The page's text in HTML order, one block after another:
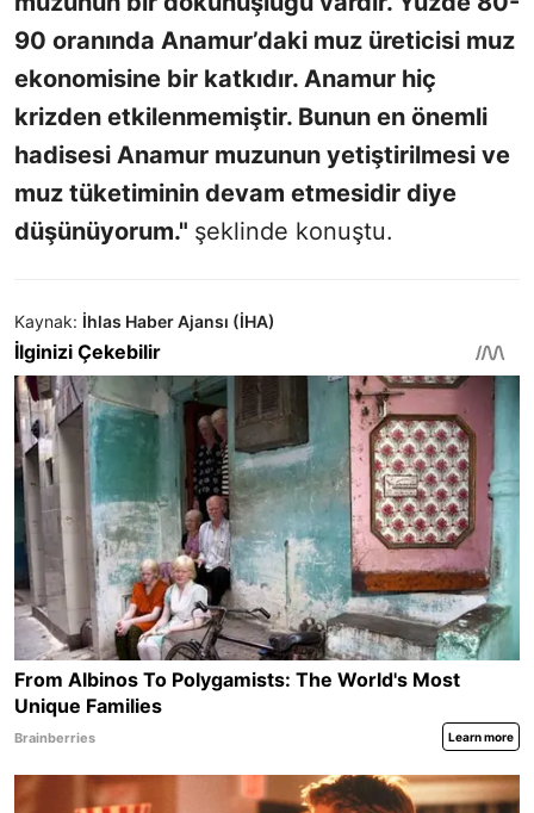
90 oranında Anamur’daki muz üreticisi muz
ekonomisine bir katkıdır. Anamur hiç
krizden etkilenmemiştir. Bunun en önemli
hadisesi Anamur muzunun yetiştirilmesi ve
muz tüketiminin devam etmesidir diye
düşünüyorum." şeklinde konuştu.
Kaynak: İhlas Haber Ajansı (İHA)